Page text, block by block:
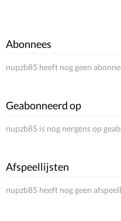
Abonnees
nupzb85 heeft nog geen
Geabonneerd op
nupzb85 is nog nergens op
Afspeellijsten
nupzb85 heeft nog geen